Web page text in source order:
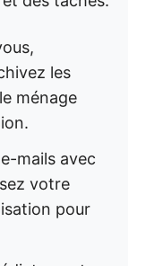
les
ménage
mails avec
votre
pour